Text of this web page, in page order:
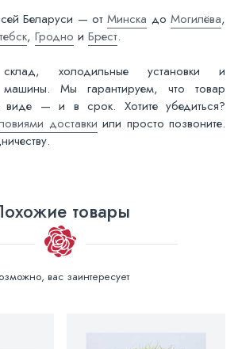
Беларуси — отМинска доМогилёва,
, Гродно и Брест.
холодильные установки и
машины. Мы гарантируем, что товар
виде — и в срок. Хотите убедиться?
доставки или просто позвоните.
товары
вас заинтересует